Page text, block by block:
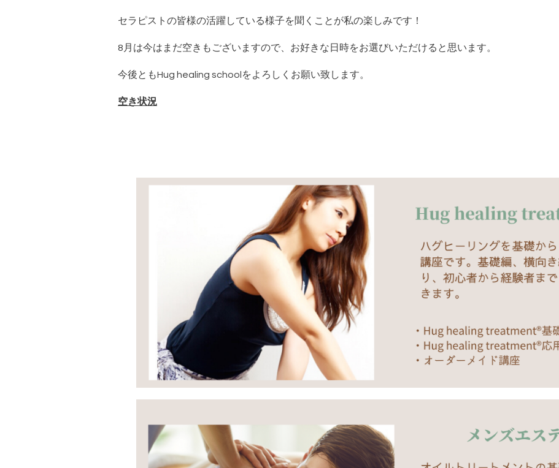
セラピストの皆様の活躍している様子を聞くことが私の楽しみです！
8月は今はまだ空きもございますので、お好きな日時をお選びいただけると思います。
今後ともHug healing schoolをよろしくお願い致します。
空き状況